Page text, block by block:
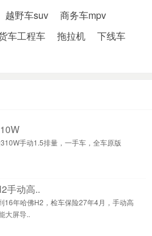
越野车suv
商务车mpv
车工程车 拖拉机
下线车
手动1.5排量，一手车，全车原版
手动高..
16年哈佛H2，检车保险27年4月，手动高
大屏导..